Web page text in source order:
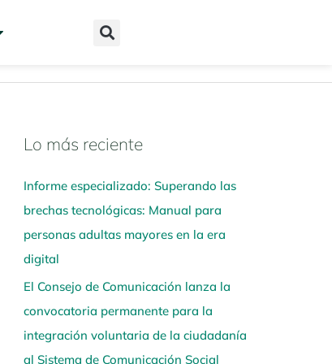
Lo más reciente
Informe especializado: Superando las
brechas tecnológicas: Manual para
personas adultas mayores en la era
digital
El Consejo de Comunicación lanza la
convocatoria permanente para la
integración voluntaria de la ciudadanía
al Sistema de Comunicación Social
N
v
e
g
a
a
q
u